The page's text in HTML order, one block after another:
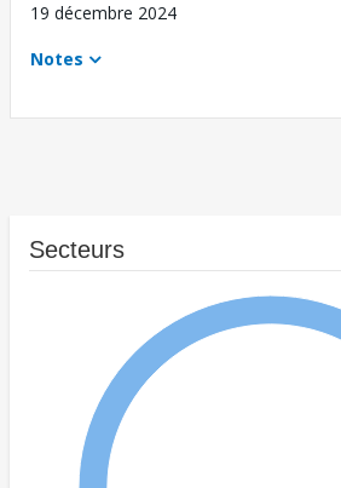
19 décembre 2024
Notes
Secteurs